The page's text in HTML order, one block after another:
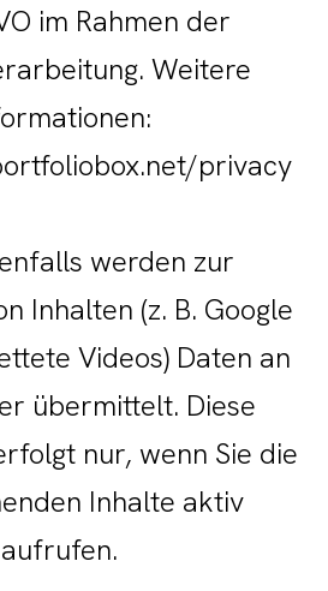
im Rahmen der
Weitere
privacy
werden zur
Inhalten (z. B. Google
Videos) Daten an
übermittelt. Diese
nur, wenn Sie die
Inhalte aktiv
aufrufen.